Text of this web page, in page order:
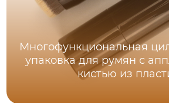
Многофункциональная
упаковка для румян с
кистью из